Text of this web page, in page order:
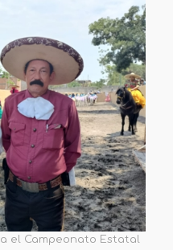
el Campeonato Estatal